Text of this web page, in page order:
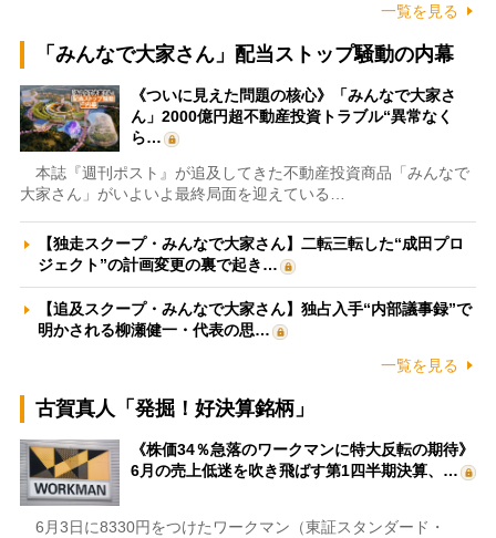
一覧を見る
「みんなで大家さん」配当ストップ騒動の内幕
《ついに見えた問題の核心》「みんなで大家さ
ん」2000億円超不動産投資トラブル“異常なく
ら…
本誌『週刊ポスト』が追及してきた不動産投資商品「みんなで
大家さん」がいよいよ最終局面を迎えている…
【独走スクープ・みんなで大家さん】二転三転した“成田プロ
ジェクト”の計画変更の裏で起き…
【追及スクープ・みんなで大家さん】独占入手“内部議事録”で
明かされる柳瀬健一・代表の思…
一覧を見る
古賀真人「発掘！好決算銘柄」
《株価34％急落のワークマンに特大反転の期待》
6月の売上低迷を吹き飛ばす第1四半期決算、…
6月3日に8330円をつけたワークマン（東証スタンダード・